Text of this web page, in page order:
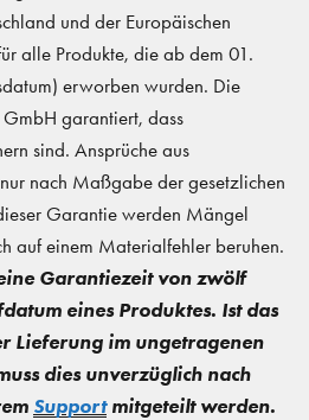
und der Europäischen
alle Produkte, die ab dem 01.
erworben wurden. Die
garantiert, dass
sind. Ansprüche aus
nach Maßgabe der gesetzlichen
Garantie werden Mängel
auf einem Materialfehler beruhen.
Garantiezeit von zwölf
eines Produktes. Ist das
Lieferung im ungetragenen
dies unverzüglich nach
Supportmitgeteilt werden.